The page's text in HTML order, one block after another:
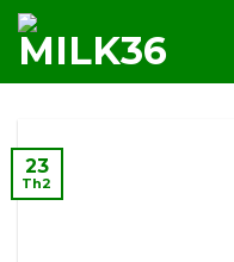
Skip
23
Th2